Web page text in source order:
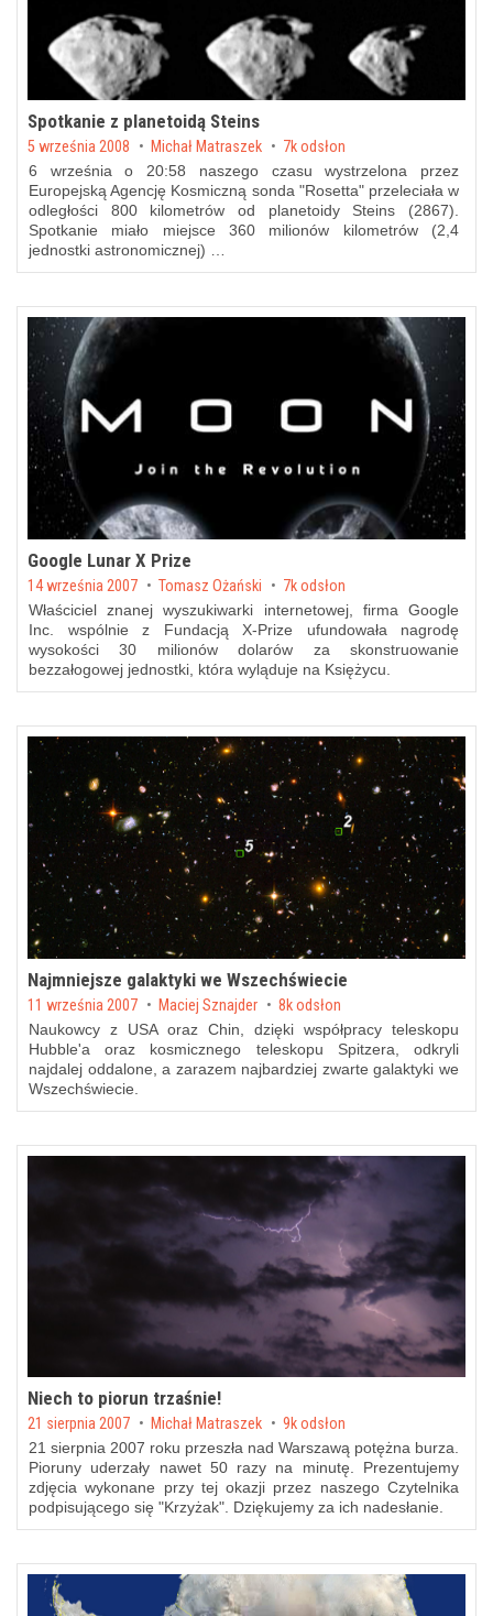
Spotkanie z planetoidą Steins
Posted on
5 września 2008 by Michał Matraszek 7k odsłon
6 września o 20:58 naszego czasu wystrzelona przez
Europejską Agencję Kosmiczną sonda "Rosetta" przeleciała w
odległości 800 kilometrów od planetoidy Steins (2867).
Spotkanie miało miejsce 360 milionów kilometrów (2,4
jednostki astronomicznej) …
Google Lunar X Prize
Posted on
14 września 2007 byTomasz Ożański 7k odsłon
Właściciel znanej wyszukiwarki internetowej, firma Google
Inc. wspólnie z Fundacją X-Prize ufundowała nagrodę
wysokości 30 milionów dolarów za skonstruowanie
bezzałogowej jednostki, która wyląduje na Księżycu.
Najmniejsze galaktyki we Wszechświecie
Posted on
11 września 2007 by Maciej Sznajder 8k odsłon
Naukowcy z USA oraz Chin, dzięki współpracy teleskopu
Hubble'a oraz kosmicznego teleskopu Spitzera, odkryli
najdalej oddalone, a zarazem najbardziej zwarte galaktyki we
Wszechświecie.
Niech to piorun trzaśnie!
Posted on
21 sierpnia 2007 by Michał Matraszek 9k odsłon
21 sierpnia 2007 roku przeszła nad Warszawą potężna burza.
Pioruny uderzały nawet 50 razy na minutę. Prezentujemy
zdjęcia wykonane przy tej okazji przez naszego Czytelnika
podpisującego się "Krzyżak". Dziękujemy za ich nadesłanie.